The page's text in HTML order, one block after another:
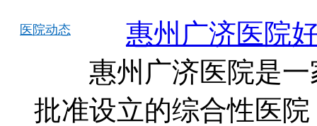
医院动态
惠州广济医院
惠州广济医院是一
批准设立的综合性医